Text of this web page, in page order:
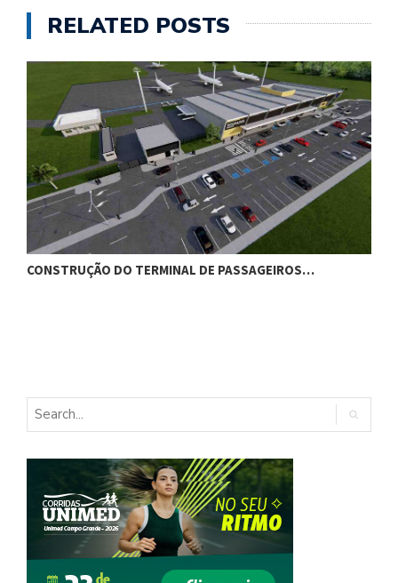
RELATED POSTS
CONSTRUÇÃO DO TERMINAL DE PASSAGEIROS…